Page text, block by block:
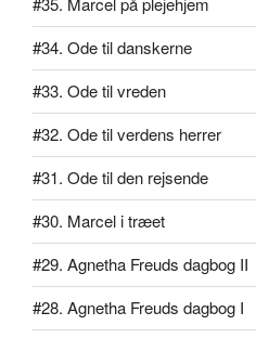
#34. Ode til danskerne
#33. Ode til vreden
#32. Ode til verdens herrer
#31. Ode til den rejsende
#30. Marcel i træet
#29. Agnetha Freuds dagbog II
#28. Agnetha Freuds dagbog I